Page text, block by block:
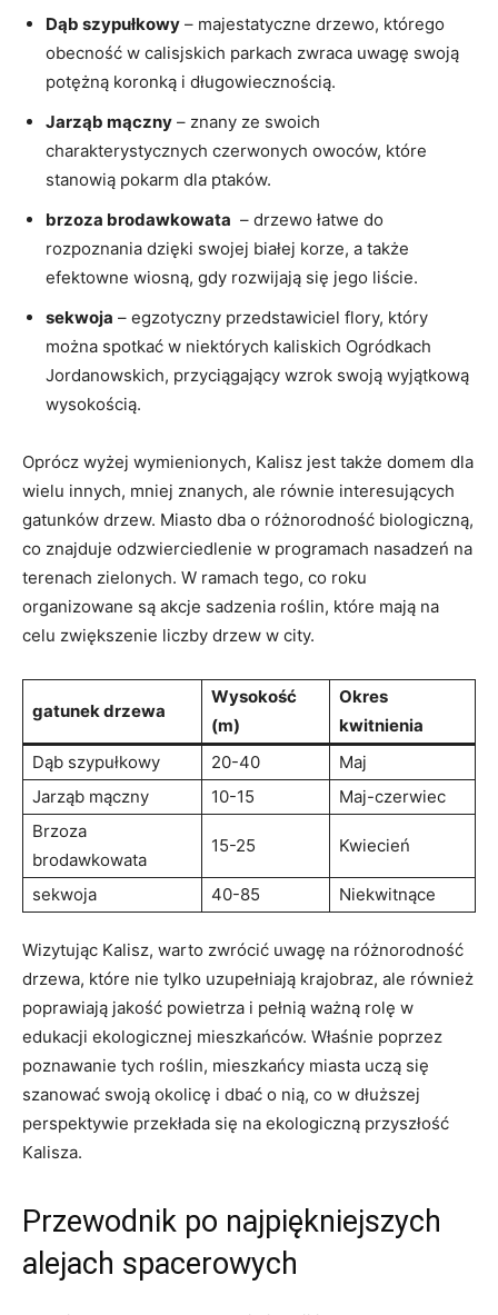
Dąb​ szypułkowy – majestatyczne drzewo, którego
obecność w calisjskich parkach zwraca uwagę swoją
potężną koronką i długowiecznością.
Jarząb mączny ‌– znany ze swoich
charakterystycznych czerwonych owoców, które
stanowią pokarm dla ptaków.
brzoza brodawkowata ​ – drzewo łatwe do​
rozpoznania⁢ dzięki swojej białej korze, a także
efektowne wiosną, gdy rozwijają się jego liście.
sekwoja – egzotyczny przedstawiciel flory, który
można‌ spotkać w niektórych kaliskich Ogródkach
Jordanowskich, przyciągający wzrok swoją wyjątkową
wysokością.
Oprócz wyżej wymienionych, Kalisz jest także domem dla
wielu innych, mniej znanych,⁣ ale równie interesujących
gatunków drzew. Miasto dba o różnorodność biologiczną,
co znajduje odzwierciedlenie w programach nasadzeń na‌
terenach⁣ zielonych. W ramach tego, co roku
organizowane są akcje sadzenia roślin, które mają na
celu zwiększenie liczby drzew w city.
gatunek drzewa
Wysokość
(m)
Okres
kwitnienia
Dąb szypułkowy
20-40
Maj
Jarząb mączny
10-15
Maj-czerwiec
Brzoza
brodawkowata
15-25 Kwiecień
sekwoja 40-85 Niekwitnące
Wizytując Kalisz, warto zwrócić uwagę na różnorodność
drzewa,‍ które nie tylko uzupełniają krajobraz, ale również⁢
poprawiają jakość powietrza i pełnią ważną rolę w
edukacji ekologicznej‌ mieszkańców. Właśnie poprzez
poznawanie tych roślin, mieszkańcy miasta uczą się
szanować swoją okolicę ⁢i dbać o nią, co ⁣w dłuższej
perspektywie przekłada się na ekologiczną przyszłość
Kalisza.
Przewodnik po najpiękniejszych
alejach spacerowych